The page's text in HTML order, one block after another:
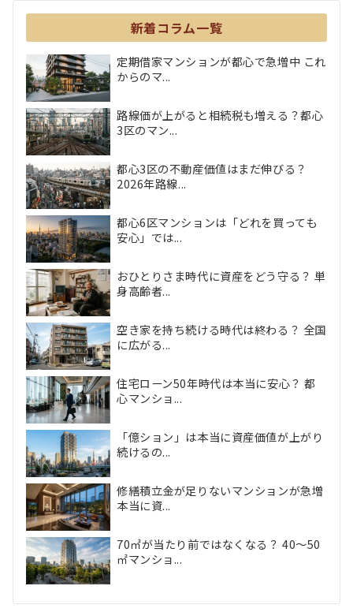
新着コラム一覧
定期借家マンションが都心で急増中 これ
からのマ...
路線価が上がると相続税も増える？都心
3区のマン...
都心3区の不動産価値はまだ伸びる？
2026年路線...
都心6区マンションは「どれを買っても
安心」では...
おひとりさま時代に資産をどう守る？ 単
身高齢者...
空き家を持ち続ける時代は終わる？ 全国
に広がる...
住宅ローン50年時代は本当に安心？ 都
心マンショ...
「億ション」は本当に資産価値が上がり
続けるの...
修繕積立金が足りないマンションが急増
本当に資...
70㎡が当たり前ではなくなる？ 40〜50
㎡マンショ...